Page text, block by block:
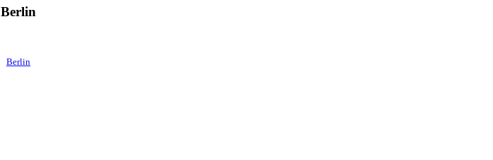
Berlin
Berlin